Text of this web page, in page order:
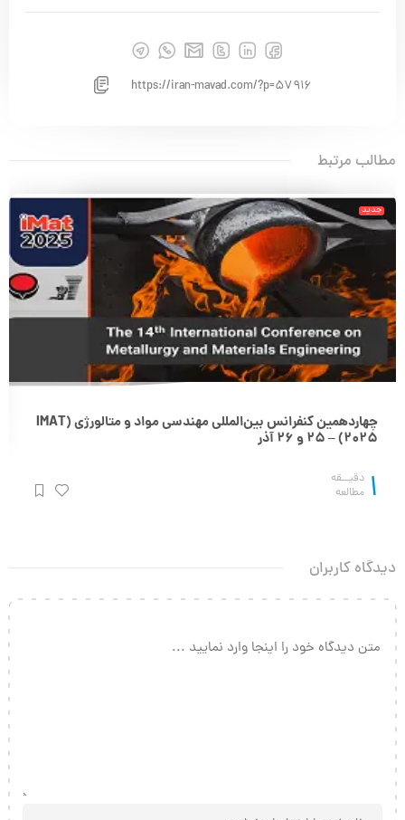
https://iran-mavad.com/?p=57916
مطالب مرتبط
جدید
چهاردهمین کنفرانس بین‌المللی مهندسی مواد و متالورژی (IMAT
2025) – 25 و 26 آذر
1 دقیــقه
مطالعه
دیدگاه کاربران